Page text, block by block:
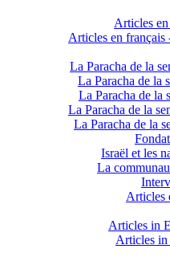
Articles
La Paracha de la
La Paracha de la
La Paracha de la
La Paracha de la
La Paracha de la
Israël et les
La
Articles
Articles in
Articles in